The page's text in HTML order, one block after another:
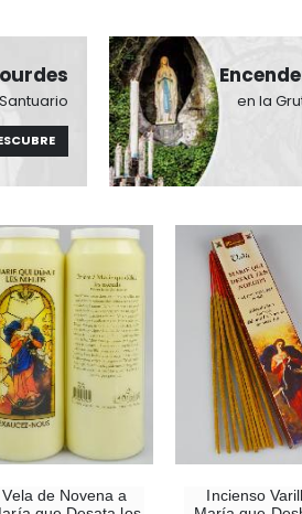
en la
Vela de Novena a
Incienso
€19.92